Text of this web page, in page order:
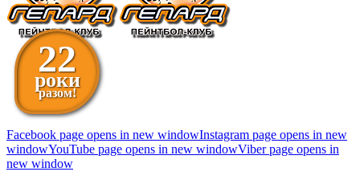
22
роки
разом!
Facebook page opens in new windowInstagram page opens in new
windowYouTube page opens in new windowViber page opens in
new window